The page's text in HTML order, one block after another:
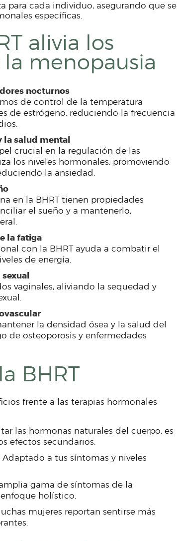
para cada individuo, asegurando que se
específicas.
alivia los
menopausia
nocturnos
de control de la temperatura
de estrógeno, reduciendo la frecuencia
la salud mental
crucial en la regulación de las
los niveles hormonales, promoviendo
la ansiedad.
en la BHRT tienen propiedades
el sueño y a mantenerlo,
la fatiga
con la BHRT ayuda a combatir el
de energía.
vaginales, aliviando la sequedad y
la densidad ósea y la salud del
de osteoporosis y enfermedades
BHRT
frente a las terapias hormonales
las hormonas naturales del cuerpo, es
efectos secundarios.
Adaptado a tus síntomas y niveles
gama de síntomas de la
holístico.
mujeres reportan sentirse más